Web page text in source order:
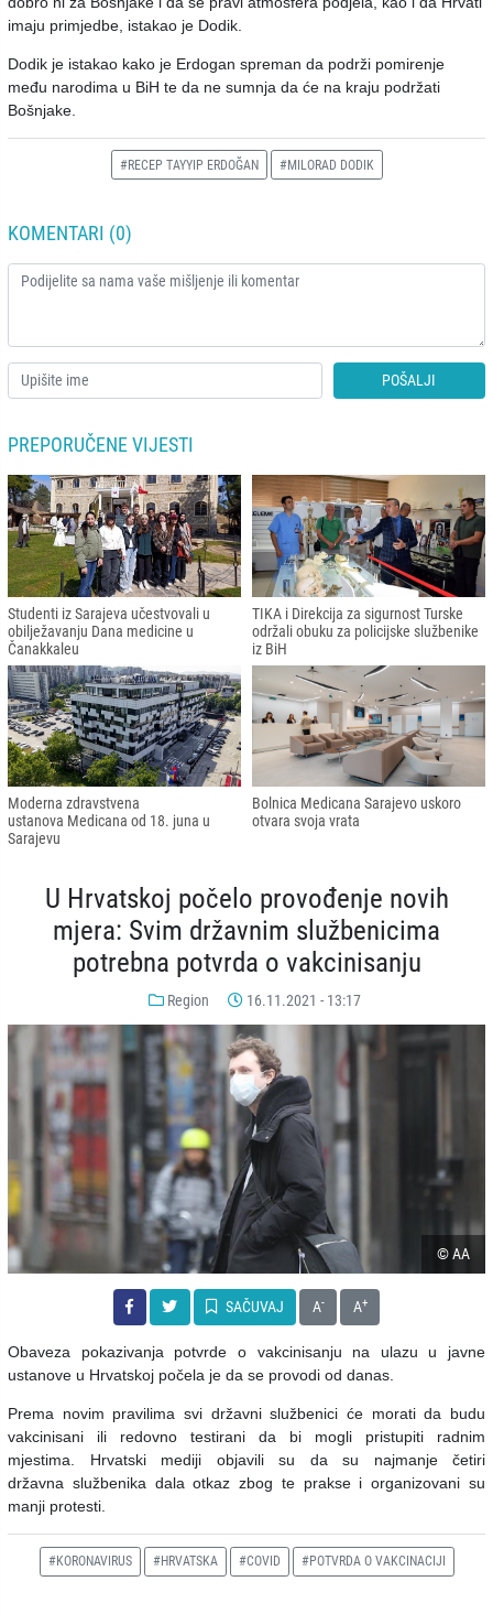
imaju primjedbe, istakao je Dodik.
Dodik je istakao kako je Erdogan spreman da podrži pomirenje
među narodima u BiH te da ne sumnja da će na kraju podržati
Bošnjake.
#RECEP TAYYIP ERDOĞAN #MILORAD DODIK
KOMENTARI (0)
POŠALJI
PREPORUČENE VIJESTI
Studenti iz Sarajeva učestvovali u
obilježavanju Dana medicine u
Čanakkaleu
TIKA i Direkcija za sigurnost Turske
održali obuku za policijske službenike
iz BiH
Moderna zdravstvena
ustanova Medicana od 18. juna u
Sarajevu
Bolnica Medicana Sarajevo uskoro
otvara svoja vrata
U Hrvatskoj počelo provođenje novih
mjera: Svim državnim službenicima
potrebna potvrda o vakcinisanju
Region 16.11.2021 - 13:17
© AA
SAČUVAJ A- A+
Obaveza pokazivanja potvrde o vakcinisanju na ulazu u javne
ustanove u Hrvatskoj počela je da se provodi od danas.
Prema novim pravilima svi državni službenici će morati da budu
vakcinisani ili redovno testirani da bi mogli pristupiti radnim
mjestima. Hrvatski mediji objavili su da su najmanje četiri
državna službenika dala otkaz zbog te prakse i organizovani su
manji protesti.
#KORONAVIRUS #HRVATSKA #COVID #POTVRDA O VAKCINACIJI